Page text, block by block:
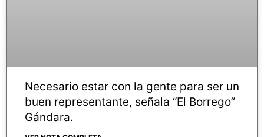
Necesario estar con la gente para ser un
buen representante, señala “El Borrego”
Gándara.